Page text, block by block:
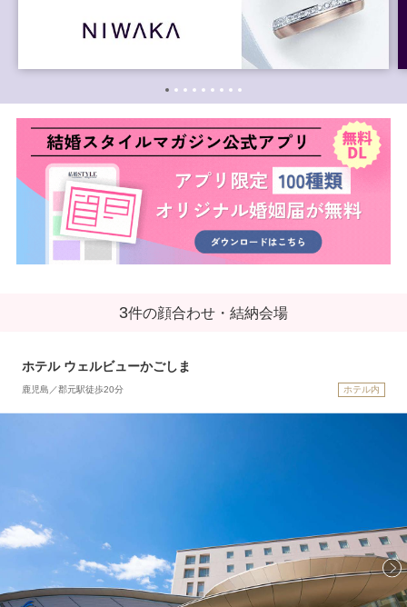
3件の顔合わせ・結納会場
ホテル ウェルビューかごしま
鹿児島／郡元駅徒歩20分 ホテル内